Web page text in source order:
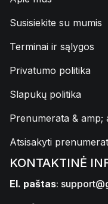
Susisiekite su mumis
Terminai ir sąlygos
Privatumo politika
Slapukų politika
Prenumerata & amp;
Atsisakyti
KONTAKTINĖ
El. paštas: